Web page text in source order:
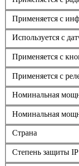
Применяется с
Используется с
Применяется с
Применяется с
Номинальная
Номинальная
Страна
Степень защиты IP